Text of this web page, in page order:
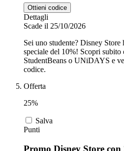
Ottieni codice
Dettagli
Scade il 25/10/2026
Sei uno studente? Disney
speciale del 10%! Scopri subito
StudentBeans o UNiDAYS e
codice.
Offerta
25%
Salva
Punti
Promo Disney Store